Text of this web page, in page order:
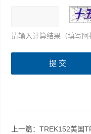
请输入计算结果（填写
上一篇：TREK152美国